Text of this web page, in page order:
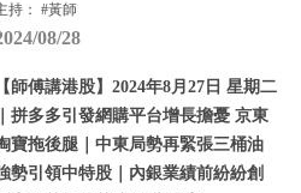
持： #黃師
08/28
【師傅講港股】2024年8月27日 星期二
｜拼多多引發網購平台增長擔憂 京東
寶拖後腿｜中東局勢再緊張三桶油
勢引領中特股｜內銀業績前紛紛創